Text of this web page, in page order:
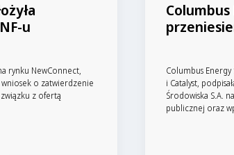
u
rynku NewConnect,
wniosek o zatwierdzenie
z ofertą
Columbus
i Catalyst,
Środowiska S.A.
publicznej oraz